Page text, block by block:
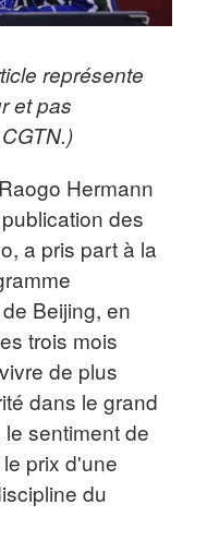
représente
et pas
Hermann
des
a pris part à la
Beijing, en
trois mois
de plus
dans le grand
sentiment de
prix d'une
du